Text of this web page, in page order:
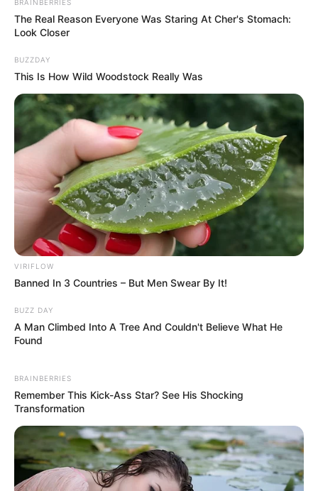
BRAINBERRIES
The Real Reason Everyone Was Staring At Cher's Stomach:
Look Closer
BUZZDAY
This Is How Wild Woodstock Really Was
VIRIFLOW
Banned In 3 Countries – But Men Swear By It!
BUZZ DAY
A Man Climbed Into A Tree And Couldn't Believe What He
Found
BRAINBERRIES
Remember This Kick-Ass Star? See His Shocking
Transformation